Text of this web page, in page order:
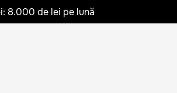
8.000 de lei pe lună